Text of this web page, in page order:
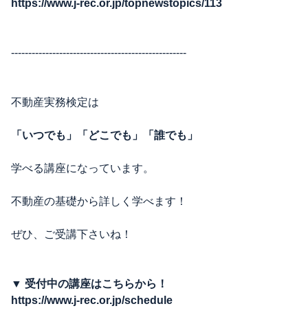
https://www.j-rec.or.jp/topnewstopics/113
---------------------------------------------------
不動産実務検定は
「いつでも」「どこでも」「誰でも」
学べる講座になっています。
不動産の基礎から詳しく学べます！
ぜひ、ご受講下さいね！
▼ 受付中の講座はこちらから！
https://www.j-rec.or.jp/schedule